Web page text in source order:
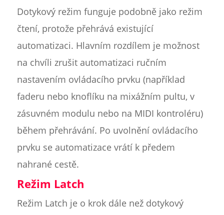
Dotykový režim funguje podobně jako režim
čtení, protože přehrává existující
automatizaci. Hlavním rozdílem je možnost
na chvíli zrušit automatizaci ručním
nastavením ovládacího prvku (například
faderu nebo knoflíku na mixážním pultu, v
zásuvném modulu nebo na MIDI kontroléru)
během přehrávání. Po uvolnění ovládacího
prvku se automatizace vrátí k předem
nahrané cestě.
Režim Latch
Režim Latch je o krok dále než dotykový